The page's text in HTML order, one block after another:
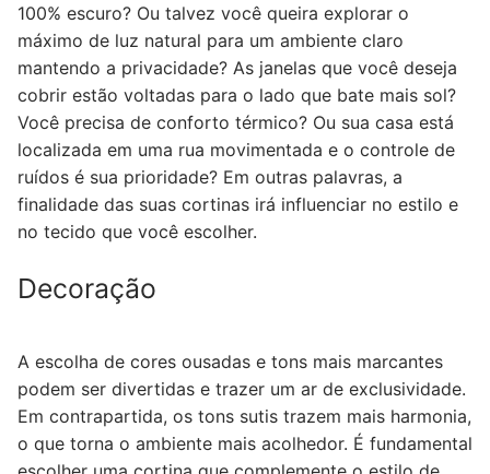
100% escuro? Ou talvez você queira explorar o
máximo de luz natural para um ambiente claro
mantendo a privacidade? As janelas que você deseja
cobrir estão voltadas para o lado que bate mais sol?
Você precisa de conforto térmico? Ou sua casa está
localizada em uma rua movimentada e o controle de
ruídos é sua prioridade? Em outras palavras, a
finalidade das suas cortinas irá influenciar no estilo e
no tecido que você escolher.
Decoração
A escolha de cores ousadas e tons mais marcantes
podem ser divertidas e trazer um ar de exclusividade.
Em contrapartida, os tons sutis trazem mais harmonia,
o que torna o ambiente mais acolhedor. É fundamental